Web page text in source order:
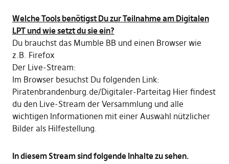
Welche Tools benötigst Du zur Teilnahme am Digitalen
LPT und wie setzt du sie ein?
Du brauchst das Mumble BB und einen Browser wie
z.B. Firefox
Der Live-Stream:
Im Browser besuchst Du folgenden Link:
Piratenbrandenburg.de/Digitaler-Parteitag Hier findest
du den Live-Stream der Versammlung und alle
wichtigen Informationen mit einer Auswahl nützlicher
Bilder als Hilfestellung.
In diesem Stream sind folgende Inhalte zu sehen.